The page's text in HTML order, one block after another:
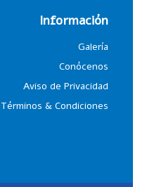
Información
Galería
Conócenos
Aviso de Privacidad
Términos & Condiciones